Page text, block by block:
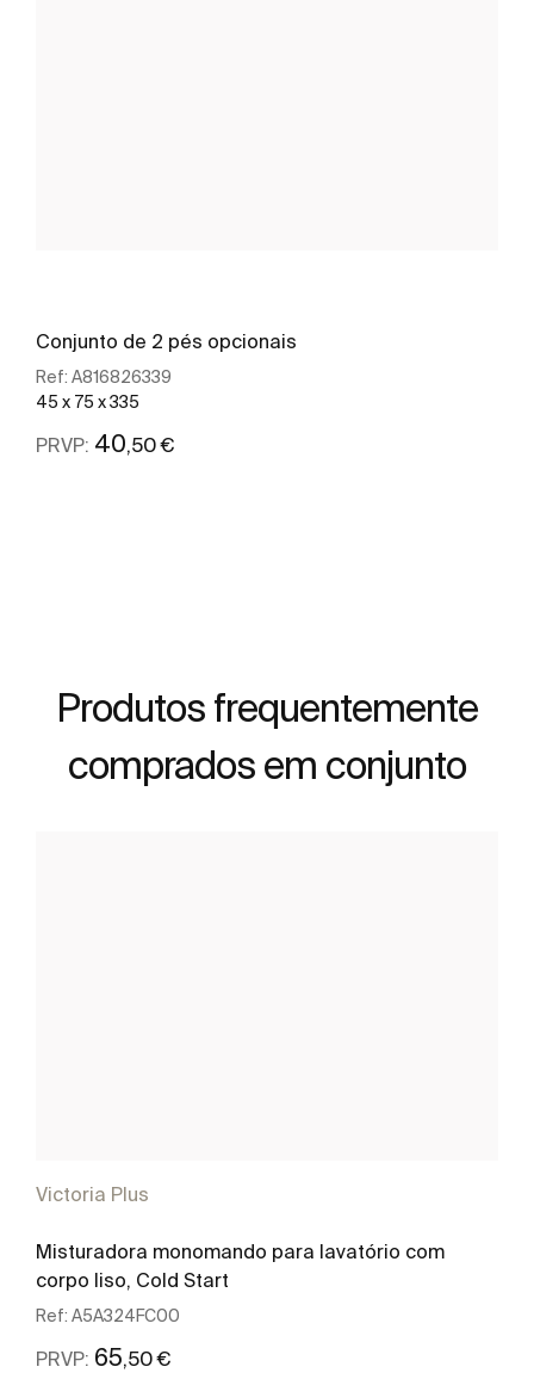
Conjunto de 2 pés opcionais
Ref: A816826339
45 x 75 x 335
PRVP: 40,50 €
Produtos frequentemente
comprados em conjunto
Victoria Plus
Misturadora monomando para lavatório com
corpo liso, Cold Start
Ref: A5A324FC00
PRVP: 65,50 €